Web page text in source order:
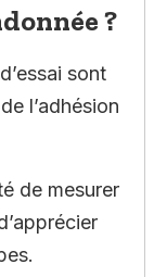
?
sont
l’adhésion
de mesurer